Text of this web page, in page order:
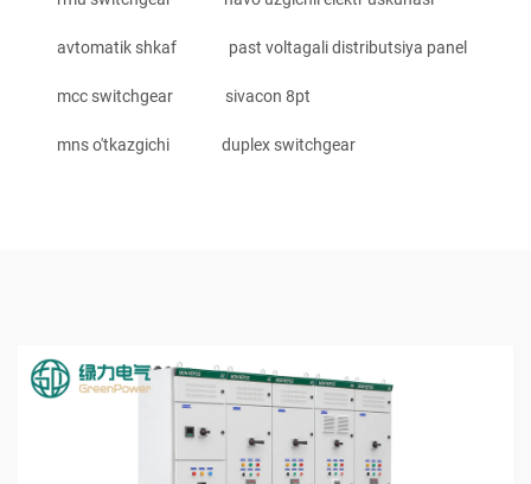
avtomatik shkaf past voltagali distributsiya panel
mcc switchgear sivacon 8pt
mns o'tkazgichi duplex switchgear